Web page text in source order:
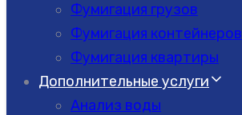
Фумигация грузов
Фумигация контейнеров
Фумигация квартиры
Дополнительные услуги
Анализ воды